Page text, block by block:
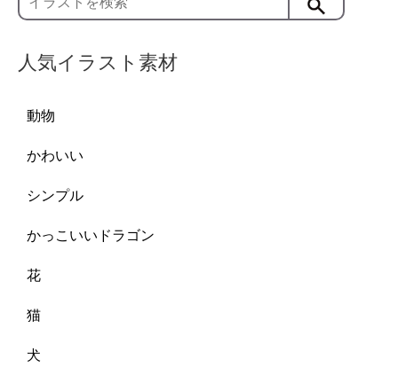
人気イラスト素材
動物
かわいい
シンプル
かっこいいドラゴン
花
猫
犬